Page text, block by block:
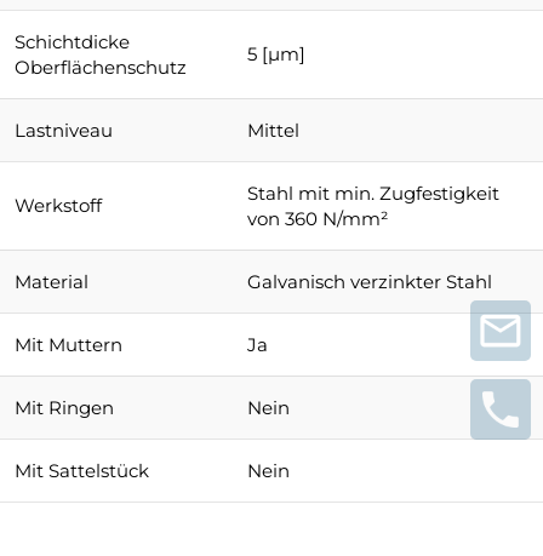
Schichtdicke
Oberflächenschutz
5 [µm]
Lastniveau Mittel
Werkstoff
Stahl mit min. Zugfestigkeit
von 360 N/mm²
Material Galvanisch verzinkter Stahl
Mit Muttern Ja
Mit Ringen Nein
Mit Sattelstück Nein